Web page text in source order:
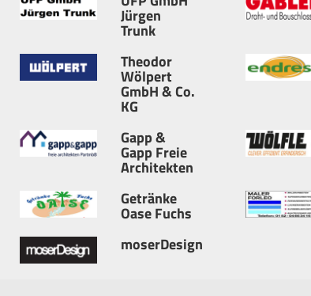
Jürgen
Trunk
Theodor
Wölpert
GmbH & Co.
KG
Gapp &
Gapp Freie
Architekten
Getränke
Oase Fuchs
moserDesign